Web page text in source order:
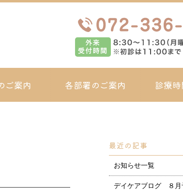
ご案内 各部署のご案内 診療
最近の記事
お知らせ一覧
デイケアブログ ８月